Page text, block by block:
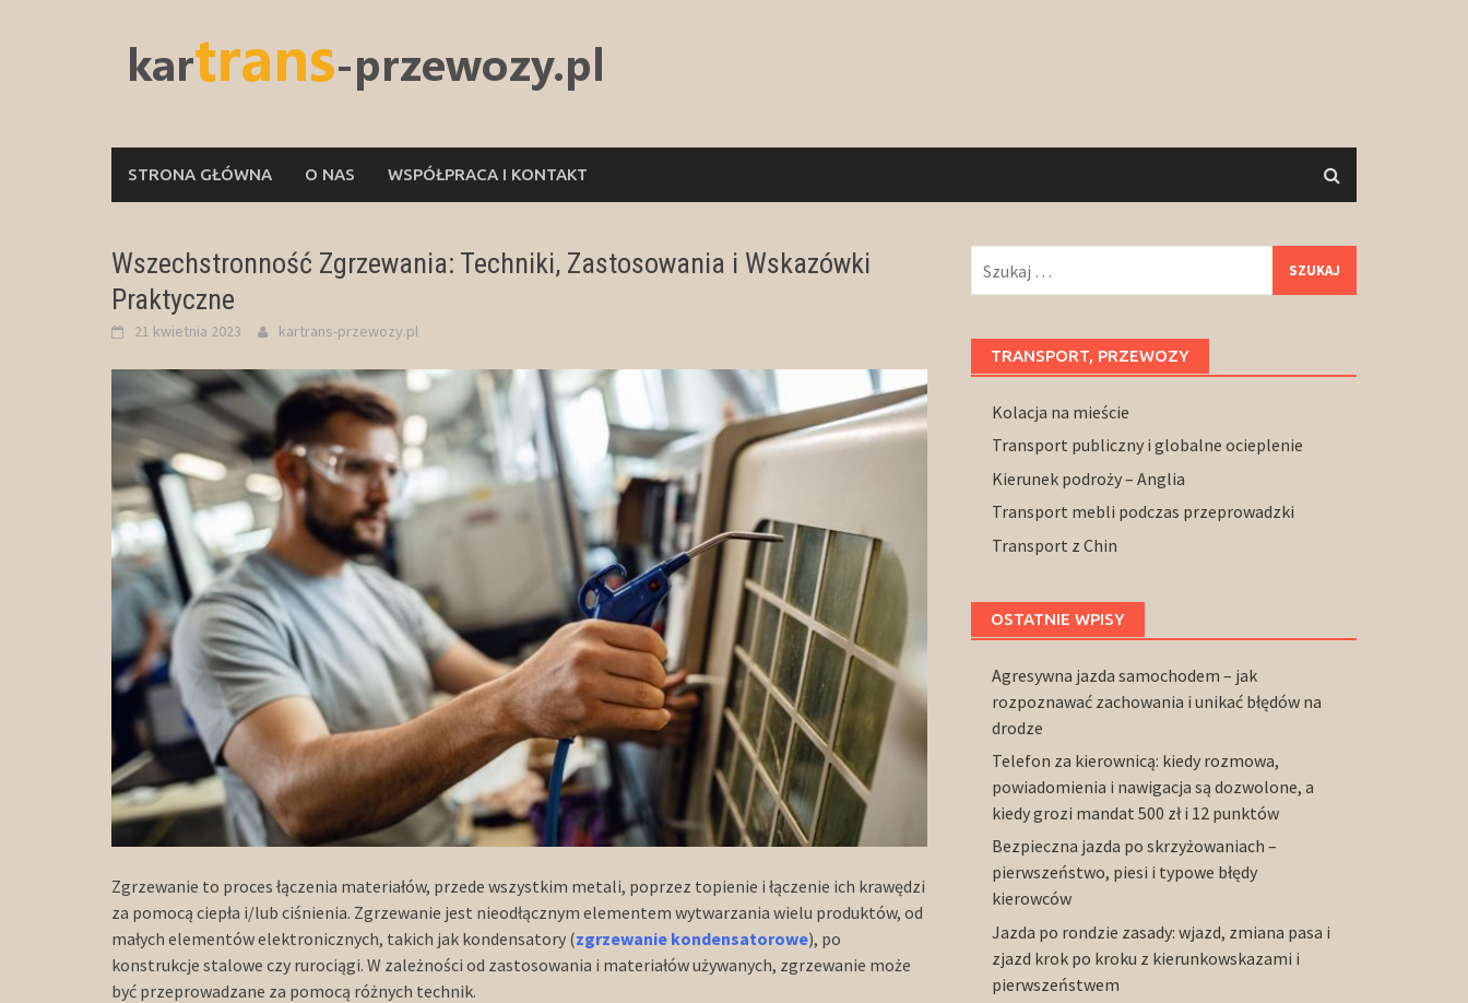
STRONA GŁÓWNA O NAS WSPÓŁPRACA I KONTAKT
Wszechstronność Zgrzewania: Techniki, Zastosowania i Wskazówki
Praktyczne
21 kwietnia 2023 kartrans-przewozy.pl
Zgrzewanie to proces łączenia materiałów, przede wszystkim metali, poprzez topienie i łączenie ich krawędzi
za pomocą ciepła i/lub ciśnienia. Zgrzewanie jest nieodłącznym elementem wytwarzania wielu produktów, od
małych elementów elektronicznych, takich jak kondensatory (zgrzewanie kondensatorowe), po
konstrukcje stalowe czy rurociągi. W zależności od zastosowania i materiałów używanych, zgrzewanie może
być przeprowadzane za pomocą różnych technik.
TRANSPORT, PRZEWOZY
Kolacja na mieście
Transport publiczny i globalne ocieplenie
Kierunek podroży – Anglia
Transport mebli podczas przeprowadzki
Transport z Chin
OSTATNIE WPISY
Agresywna jazda samochodem – jak
rozpoznawać zachowania i unikać błędów na
drodze
Telefon za kierownicą: kiedy rozmowa,
powiadomienia i nawigacja są dozwolone, a
kiedy grozi mandat 500 zł i 12 punktów
Bezpieczna jazda po skrzyżowaniach –
pierwszeństwo, piesi i typowe błędy
kierowców
Jazda po rondzie zasady: wjazd, zmiana pasa i
zjazd krok po kroku z kierunkowskazami i
pierwszeństwem